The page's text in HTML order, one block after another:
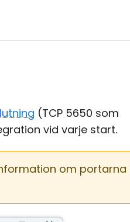
(TCP 5650 som
vid varje start.
om portarna